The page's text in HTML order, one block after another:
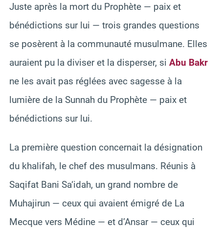
Juste après la mort du Prophète — paix et
bénédictions sur lui — trois grandes questions
se posèrent à la communauté musulmane. Elles
auraient pu la diviser et la disperser, si Abu Bakr
ne les avait pas réglées avec sagesse à la
lumière de la Sunnah du Prophète — paix et
bénédictions sur lui.
La première question concernait la désignation
du khalifah, le chef des musulmans. Réunis à
Saqifat Bani Sa‘idah, un grand nombre de
Muhajirun — ceux qui avaient émigré de La
Mecque vers Médine — et d’Ansar — ceux qui